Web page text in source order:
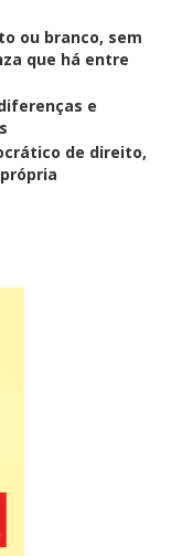
como candidato
até terça
a ser emitido
ou branco, sem
que há entre
e
de direito,